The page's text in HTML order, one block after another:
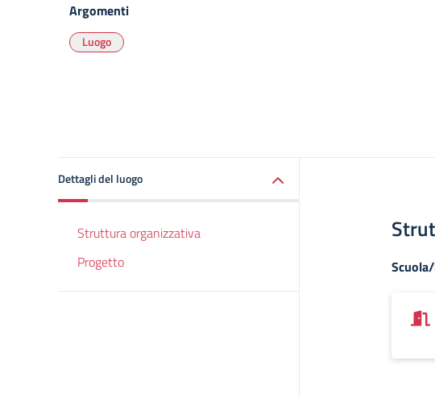
Argomenti
Luogo
Dettagli del luogo
Struttura organizzativa
Progetto